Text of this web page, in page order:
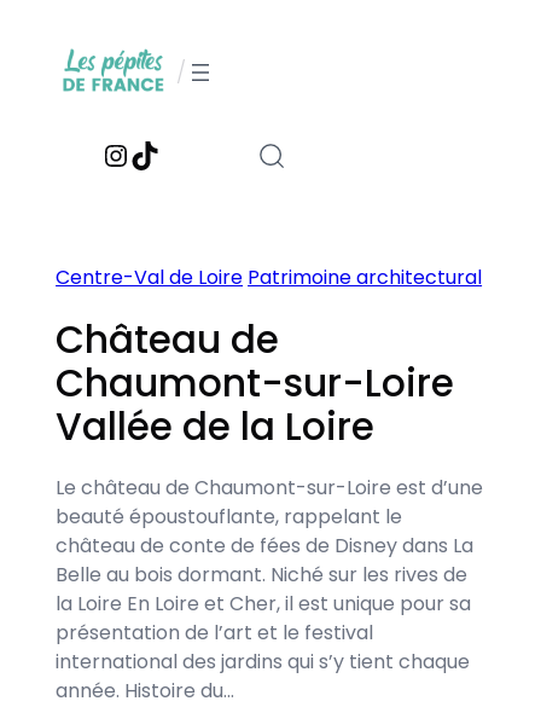
contenu
/
Instagram
TikTok
Centre-Val de Loire Patrimoine architectural
Château de
Chaumont-sur-Loire
Vallée de la Loire
Le château de Chaumont-sur-Loire est d’une
beauté époustouflante, rappelant le
château de conte de fées de Disney dans La
Belle au bois dormant. Niché sur les rives de
la Loire En Loire et Cher, il est unique pour sa
présentation de l’art et le festival
international des jardins qui s’y tient chaque
année. Histoire du…